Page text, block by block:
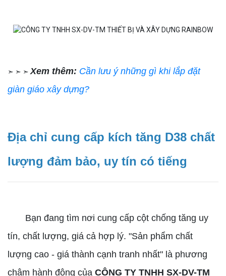
➣ ➣ ➣Xem thêm: Cần lưu ý những gì khi lắp đặt
giàn giáo xây dựng?
Địa chỉ cung cấp kích tăng D38 chất
lượng đảm bảo, uy tín có tiếng
Bạn đang tìm nơi cung cấp cột chống tăng uy
tín, chất lượng, giá cả hợp lý. "Sản phẩm chất
lượng cao - giá thành cạnh tranh nhất" là phương
châm hành động của CÔNG TY TNHH SX-DV-TM